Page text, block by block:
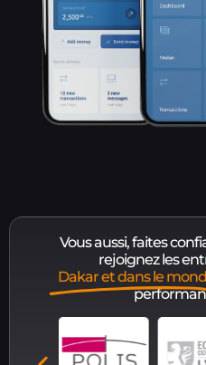
Vous aussi, faites
rejoignez les
Dakar et dans le